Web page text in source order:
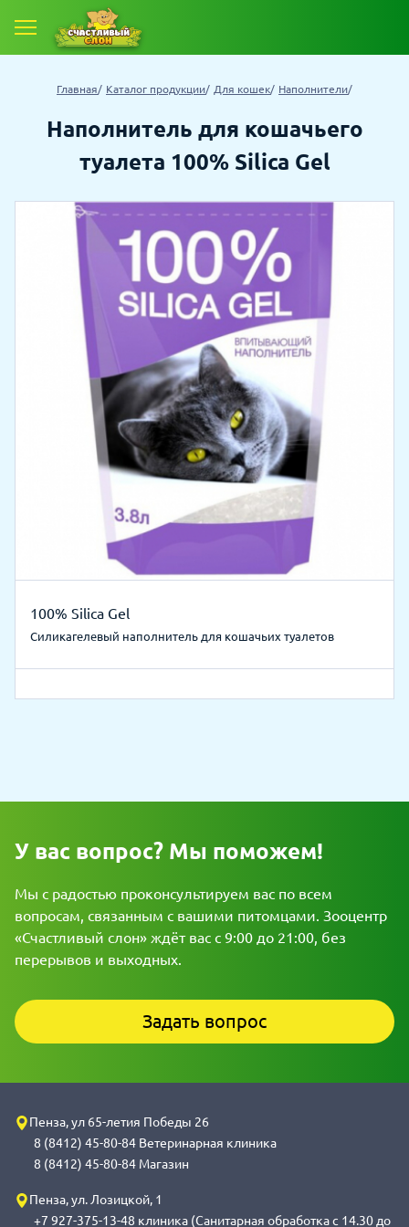
Главная Каталог продукции Для кошек Наполнители
Наполнитель для кошачьего
туалета 100% Silica Gel
100% Silica Gel
Силикагелевый наполнитель для кошачьих туалетов
У вас вопрос? Мы поможем!
Мы с радостью проконсультируем вас по всем
вопросам, связанным с вашими питомцами. Зооцентр
«Счастливый слон» ждёт вас с 9:00 до 21:00, без
перерывов и выходных.
Задать вопрос
Пенза, ул 65-летия Победы 26
8 (8412) 45-80-84 Ветеринарная клиника
8 (8412) 45-80-84 Магазин
Пенза, ул. Лозицкой, 1
+7 927-375-13-48 клиника (Санитарная обработка с 14.30 до